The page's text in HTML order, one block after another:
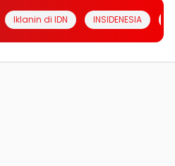
Iklanin di IDN INSIDENESIA